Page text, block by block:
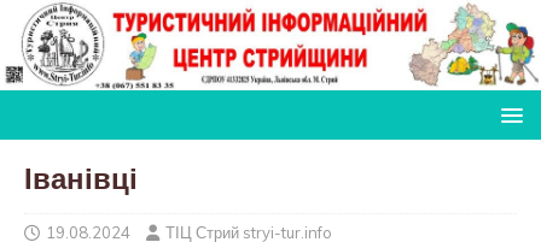
Іванівці
19.08.2024 ТІЦ Стрий stryi-tur.info